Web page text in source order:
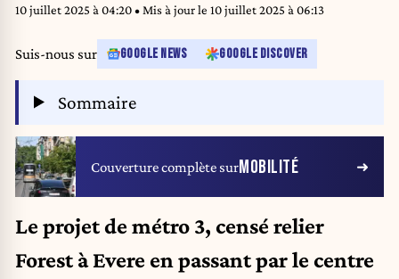
10 juillet 2025 à 04:20• Mis à jour le 10 juillet 2025 à 06:13
Suis-nous sur GOOGLE NEWS GOOGLE DISCOVER
Sommaire
Couverture complète surMOBILITÉ
Le projet de métro 3, censé relier
Forest à Evere en passant par le centre